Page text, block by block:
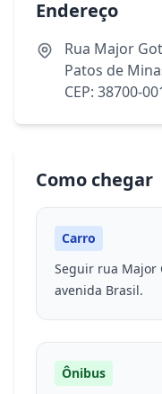
Endereço
Rua Major
Patos de
CEP: 38700-
Como chegar
Carro
Seguir rua Major
avenida Brasil.
Ônibus